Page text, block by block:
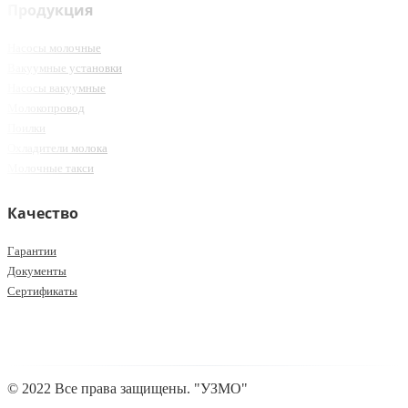
Продукция
Насосы молочные
Вакуумные установки
Насосы вакуумные
Молокопровод
Охладители молока
Молочные такси
Качество
Гарантии
Документы
Сертификаты
© 2022 Все права защищены. "УЗМО"